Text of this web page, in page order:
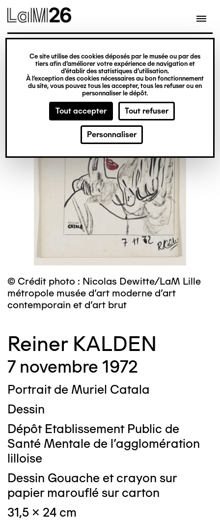
Gestion des cookies
Ce site utilise des cookies déposés par le musée ou par des
tiers afin d’améliorer votre expérience de navigation et
d’établir des statistiques d’utilisation.
À l’exception des cookies nécessaires au bon fonctionnement
du site, vous pouvez tous les accepter, tous les refuser ou en
personnaliser le dépôt.
Tout accepter Tout refuser
Personnaliser
contenu
© Crédit photo : Nicolas Dewitte/LaM Lille
métropole musée d’art moderne d’art
contemporain et d’art brut
Reiner KALDEN
7 novembre 1972
Portrait de Muriel Catala
Dessin
Dépôt Etablissement Public de
Santé Mentale de l'agglomération
lilloise
Dessin Gouache et crayon sur
papier marouflé sur carton
31,5 x 24 cm